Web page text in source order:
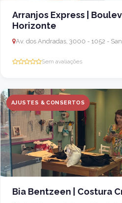
Arranjos Express |
Horizonte
Sem avaliações
AJUSTES & CONSERTOS
Bia Bentzeen | Costura